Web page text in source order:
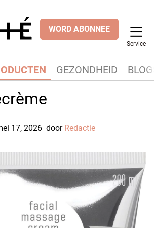
WORD ABONNEE
Service
GEZONDHEID
17, 2026 door Redactie